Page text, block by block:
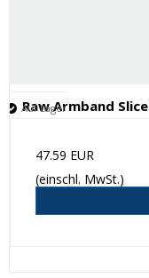
Raw Armband Slice
Auf Lager
47.59 EUR
(einschl. MwSt.)